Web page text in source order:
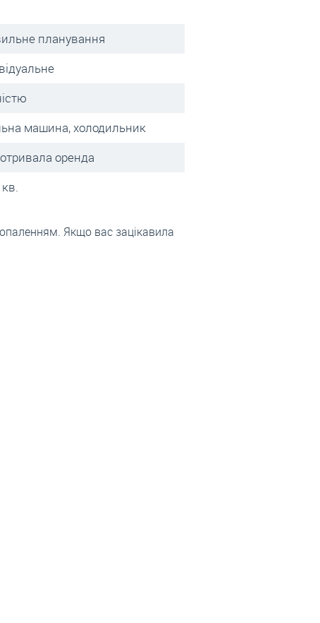
планування
машина, холодильник
оренда
Якщо вас зацікавила